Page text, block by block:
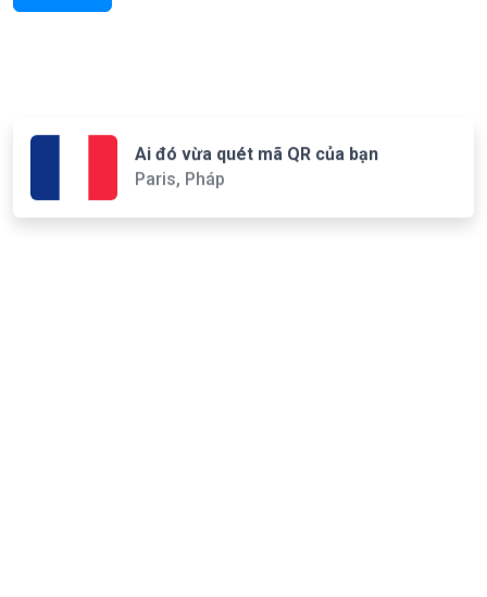
Ai đó vừa quét mã QR của bạn
Paris, Pháp